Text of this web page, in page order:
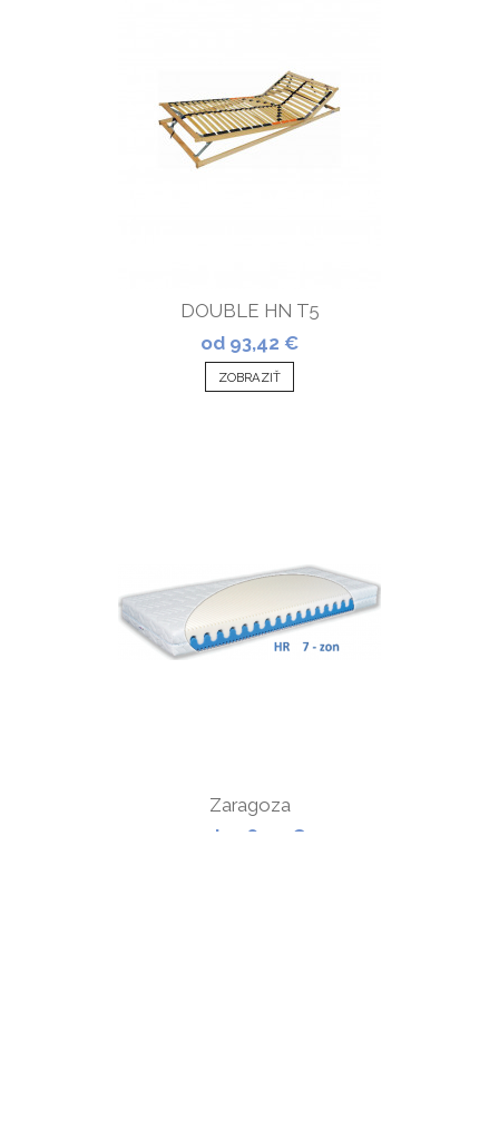
DOUBLE HN T5
od 93,42 €
ZOBRAZIŤ
Zaragoza
od 196,92 €